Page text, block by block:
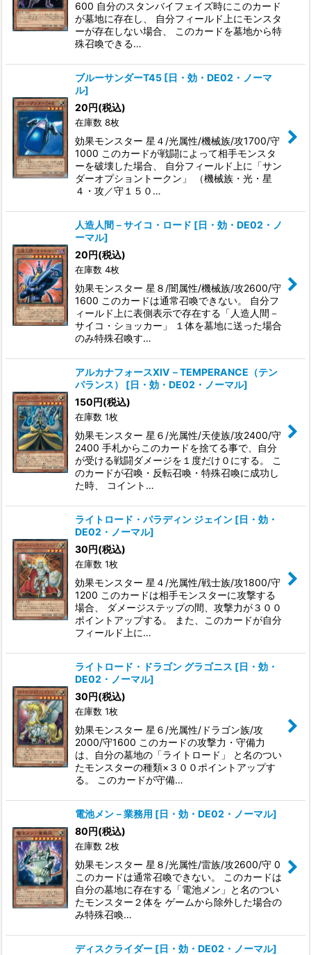
600 自分のスタンバイフェイズ時にこのカード
が墓地に存在し、 自分フィールド上にモンスタ
ーが存在しない場合、 このカードを墓地から特
殊召喚できる…
ブルーサンダーT45 [日・効・DE02・ノーマ
ル]
20円(税込)
在庫数 8枚
効果モンスター 星４/光属性/機械族/攻1700/守
1000 このカードが戦闘によって相手モンスタ
ーを破壊した場合、 自分フィールド上に「サン
ダーオプショントークン」 （機械族・光・星
４・攻／守１５０…
人造人間－サイコ・ロード [日・効・DE02・ノ
ーマル]
20円(税込)
在庫数 4枚
効果モンスター 星８/闇属性/機械族/攻2600/守
1600 このカードは通常召喚できない。 自分フ
ィールド上に表側表示で存在する「人造人間－
サイコ・ショッカー」 １体を墓地に送った場合
のみ特殊召喚す…
アルカナフォースXIV－TEMPERANCE（テン
パランス）
[日・効・DE02・ノーマル]
150円(税込)
在庫数 1枚
効果モンスター 星６/光属性/天使族/攻2400/守
2400 手札からこのカードを捨てる事で、自分
が受ける戦闘ダメージを１度だけ０にする。 こ
のカードが召喚・反転召喚・特殊召喚に成功し
た時、 コイント…
ライトロード・パラディン ジェイン [日・効・
DE02・ノーマル]
30円(税込)
在庫数 1枚
効果モンスター 星４/光属性/戦士族/攻1800/守
1200 このカードは相手モンスターに攻撃する
場合、 ダメージステップの間、攻撃力が３００
ポイントアップする。 また、このカードが自分
フィールド上に…
ライトロード・ドラゴン グラゴニス [日・効・
DE02・ノーマル]
30円(税込)
在庫数 1枚
効果モンスター 星６/光属性/ドラゴン族/攻
2000/守1600 このカードの攻撃力・守備力
は、自分の墓地の「ライトロード」 と名のつい
たモンスターの種類×３００ポイントアップす
る。 このカードが守備…
電池メン－業務用 [日・効・DE02・ノーマル]
80円(税込)
在庫数 2枚
効果モンスター 星８/光属性/雷族/攻2600/守 0
このカードは通常召喚できない。 このカードは
自分の墓地に存在する「電池メン」と名のつい
たモンスター２体を ゲームから除外した場合の
み特殊召喚…
ディスクライダー [日・効・DE02・ノーマル]